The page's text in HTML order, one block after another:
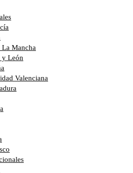
La Mancha
y León
Valenciana